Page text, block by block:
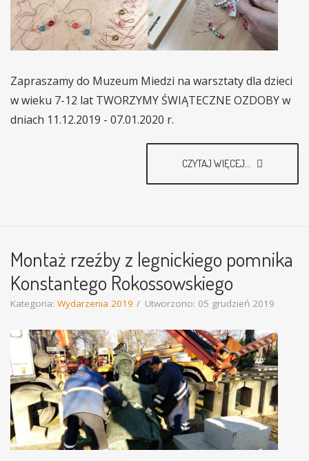
Zapraszamy do Muzeum Miedzi na warsztaty dla dzieci
w wieku 7-12 lat TWORZYMY ŚWIĄTECZNE OZDOBY w
dniach 11.12.2019 - 07.01.2020 r.
CZYTAJ WIĘCEJ...
Montaż rzeźby z legnickiego pomnika
Konstantego Rokossowskiego
Kategoria: Wydarzenia 2019 Utworzono: 05 grudzień 2019